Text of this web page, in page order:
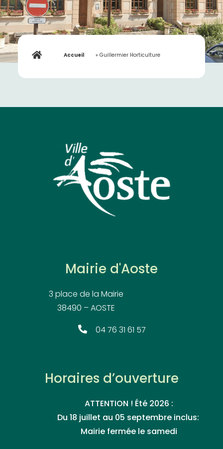
Accueil »Guillermier Horticulture
Mairie d'Aoste
3 place de la Mairie
38490 – AOSTE
04 76 31 61 57
Horaires d’ouverture
ATTENTION ! Été 2026 :
Du 18 juillet au 05 septembre inclus:
Mairie fermée le samedi